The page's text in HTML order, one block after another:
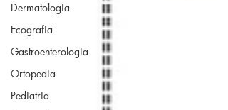
Dermatologia
Ecografia
Gastroenterologia
Ortopedia
Pediatria